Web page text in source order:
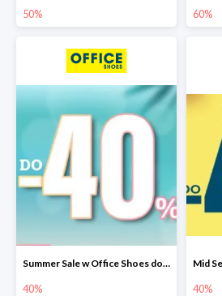
50% 60%
Summer Sale w Office Shoes do -40%
40% 40%